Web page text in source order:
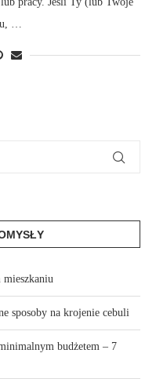
…
mieszkaniu
sposoby na krojenie cebuli
budżetem – 7